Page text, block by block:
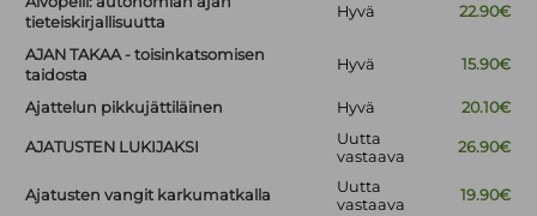
tieteiskirjallisuutta
Hyvä 22.90€
AJAN TAKAA - toisinkatsomisen
taidosta
Hyvä 15.90€
Ajattelun pikkujättiläinen Hyvä 20.10€
AJATUSTEN LUKIJAKSI
Uutta
vastaava
26.90€
Ajatusten vangit karkumatkalla
Uutta
vastaava
19.90€